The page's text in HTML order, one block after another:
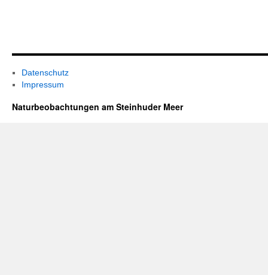
Datenschutz
Impressum
Naturbeobachtungen am Steinhuder Meer